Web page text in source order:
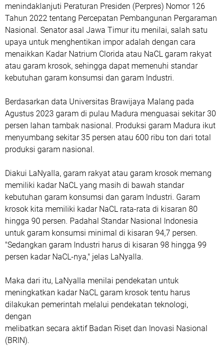
menindaklanjuti Peraturan Presiden (Perpres) Nomor 126
Tahun 2022 tentang Percepatan Pembangunan Pergaraman
Nasional. Senator asal Jawa Timur itu menilai, salah satu
upaya untuk menghentikan impor adalah dengan cara
menaikkan Kadar Natrium Clorida atau NaCL garam rakyat
atau garam krosok, sehingga dapat memenuhi standar
kebutuhan garam konsumsi dan garam Industri.
Berdasarkan data Universitas Brawijaya Malang pada
Agustus 2023 garam di pulau Madura menguasai sekitar 30
persen lahan tambak nasional. Produksi garam Madura ikut
menyumbang sekitar 35 persen atau 600 ribu ton dari total
produksi garam nasional.
Diakui LaNyalla, garam rakyat atau garam krosok memang
memiliki kadar NaCL yang masih di bawah standar
kebutuhan garam konsumsi dan garam Industri. Garam
krosok kita memiliki kadar NaCL rata-rata di kisaran 80
hingga 90 persen. Padahal Standar Nasional Indonesia
untuk garam konsumsi minimal di kisaran 94,7 persen.
"Sedangkan garam Industri harus di kisaran 98 hingga 99
persen kadar NaCL-nya," jelas LaNyalla.
Maka dari itu, LaNyalla menilai pendekatan untuk
meningkatkan kadar NaCL garam krosok tentu harus
dilakukan pemerintah melalui pendekatan teknologi,
dengan
melibatkan secara aktif Badan Riset dan Inovasi Nasional
(BRIN).